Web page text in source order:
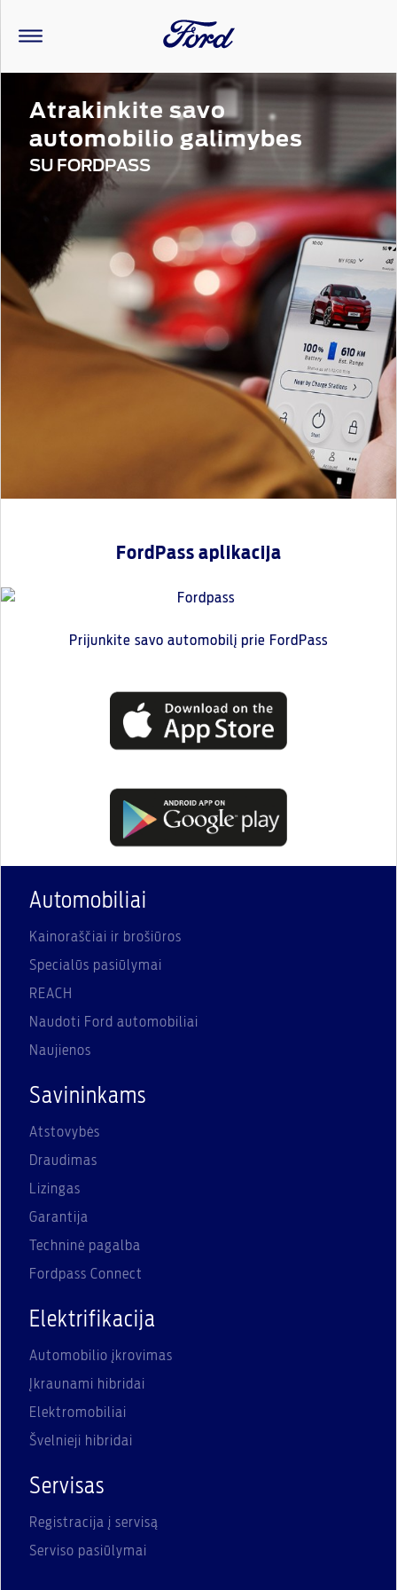
Atrakinkite savo
automobilio galimybes
SU FORDPASS
FordPass aplikacija
Prijunkite savo automobilį prie FordPass
Automobiliai
Kainoraščiai ir brošiūros
Specialūs pasiūlymai
REACH
Naudoti Ford automobiliai
Naujienos
Savininkams
Atstovybės
Draudimas
Lizingas
Garantija
Techninė pagalba
Fordpass Connect
Elektrifikacija
Automobilio įkrovimas
Įkraunami hibridai
Elektromobiliai
Švelnieji hibridai
Servisas
Registracija į servisą
Serviso pasiūlymai